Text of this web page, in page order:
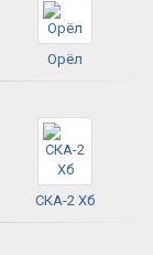
Орёл
СКА-2 Хб